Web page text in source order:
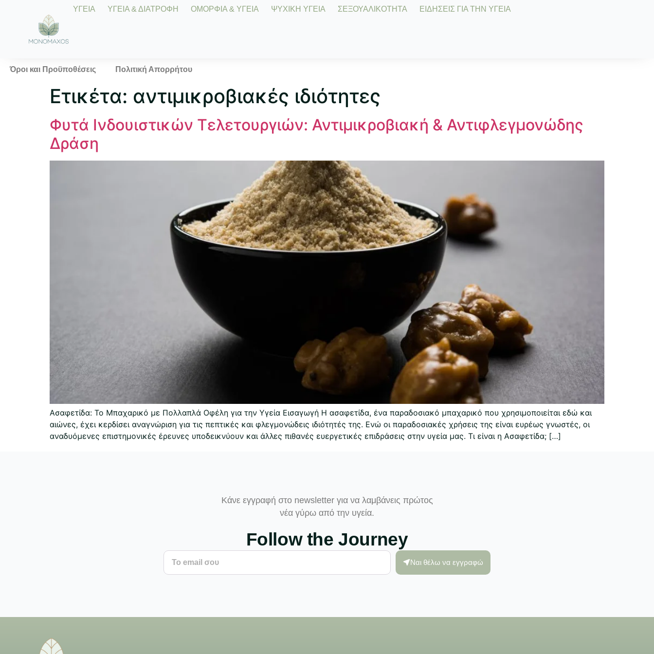
ΥΓΕΙΑ ΥΓΕΙΑ & ΔΙΑΤΡΟΦΗ ΟΜΟΡΦΙΑ & ΥΓΕΙΑ ΨΥΧΙΚΗ ΥΓΕΙΑ ΣΕΞΟΥΑΛΙΚΟΤΗΤΑ ΕΙΔΗΣΕΙΣ ΓΙΑ ΤΗΝ ΥΓΕΙΑ
Όροι και Προϋποθέσεις Πολιτική Απορρήτου
Ετικέτα: αντιμικροβιακές ιδιότητες
Φυτά Ινδουιστικών Τελετουργιών: Αντιμικροβιακή & Αντιφλεγμονώδης
Δράση
Ασαφετίδα: Το Μπαχαρικό με Πολλαπλά Οφέλη για την Υγεία Εισαγωγή Η ασαφετίδα, ένα παραδοσιακό μπαχαρικό που χρησιμοποιείται εδώ και
αιώνες, έχει κερδίσει αναγνώριση για τις πεπτικές και φλεγμονώδεις ιδιότητές της. Ενώ οι παραδοσιακές χρήσεις της είναι ευρέως γνωστές, οι
αναδυόμενες επιστημονικές έρευνες υποδεικνύουν και άλλες πιθανές ευεργετικές επιδράσεις στην υγεία μας. Τι είναι η Ασαφετίδα; […]
Κάνε εγγραφή στο newsletter για να λαμβάνεις πρώτος
νέα γύρω από την υγεία.
Follow the Journey
Ναι θέλω να εγγραφώ